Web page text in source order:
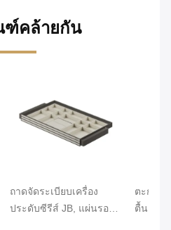
คล้ายกัน
ถาดจัดระเบียบเครื่อง
ประดับซีรีส์ JB, แผ่นรอง
ตะกร้า
ตื้น